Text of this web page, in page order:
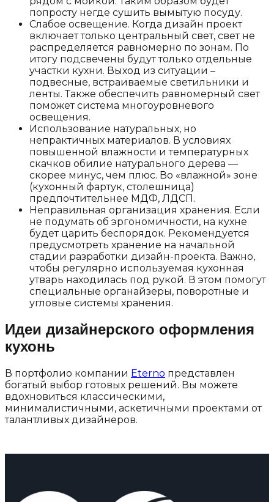
попросту негде сушить вымытую посуду.
Слабое освещение. Когда дизайн проект
включает только центральный свет, свет не
распределяется равномерно по зонам. По
итогу подсвечены будут только отдельные
участки кухни. Выход из ситуации –
подвесные, встраиваемые светильники и
ленты. Также обеспечить равномерный свет
поможет система многоуровневого
освещения.
Использование натуральных, но
непрактичных материалов. В условиях
повышенной влажности и температурных
скачков обилие натурального дерева —
скорее минус, чем плюс. Во «влажной» зоне
(кухонный фартук, столешница)
предпочтительнее МДФ, ЛДСП.
Неправильная организация хранения. Если
не подумать об эргономичности, на кухне
будет царить беспорядок. Рекомендуется
предусмотреть хранение на начальной
стадии разработки дизайн-проекта. Важно,
чтобы регулярно используемая кухонная
утварь находилась под рукой. В этом помогут
специальные органайзеры, поворотные и
угловые системы хранения.
Идеи дизайнерского оформления
кухонь
В портфолио компании Eterno представлен
богатый выбор готовых решений. Вы можете
вдохновиться классическими,
минималистичными, аскетичными проектами от
талантливых дизайнеров.